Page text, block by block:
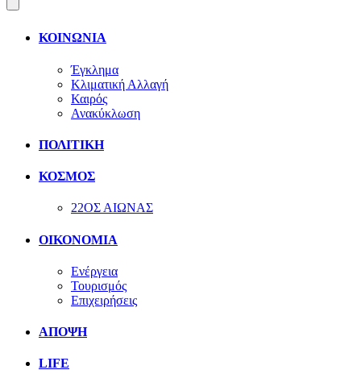
ΚΟΙΝΩΝΙΑ
Έγκλημα
Κλιματική Αλλαγή
Καιρός
Ανακύκλωση
ΠΟΛΙΤΙΚΗ
ΚΟΣΜΟΣ
22ΟΣ ΑΙΩΝΑΣ
ΟΙΚΟΝΟΜΙΑ
Ενέργεια
Τουρισμός
Επιχειρήσεις
ΑΠΟΨΗ
LIFE